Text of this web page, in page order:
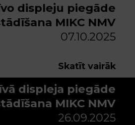
displeju piegāde
MIKC NMV
07.10.2025
Skatīt vairāk
displeja piegāde
MIKC NMV
26.09.2025